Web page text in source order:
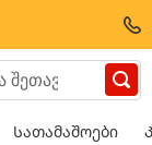
Სათამაშოები